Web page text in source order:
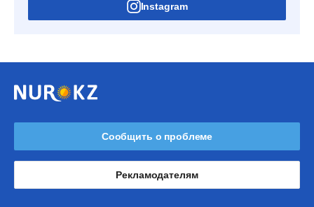
Instagram
Сообщить о проблеме
Рекламодателям